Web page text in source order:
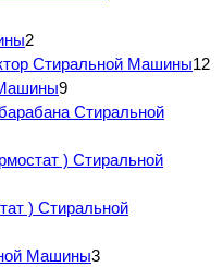
2
Стиральной Машины12
9
Стиральной
) Стиральной
) Стиральной
Машины3